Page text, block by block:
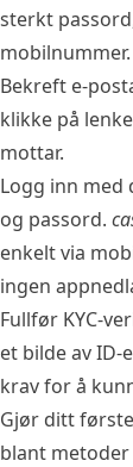
sterkt
mobilnummer.
Bekreft e-
klikke på
mottar.
Logg inn med
og passord.
enkelt via
ingen
Fullfør KYC-
et bilde av ID-
krav for å
Gjør ditt
blant metoder